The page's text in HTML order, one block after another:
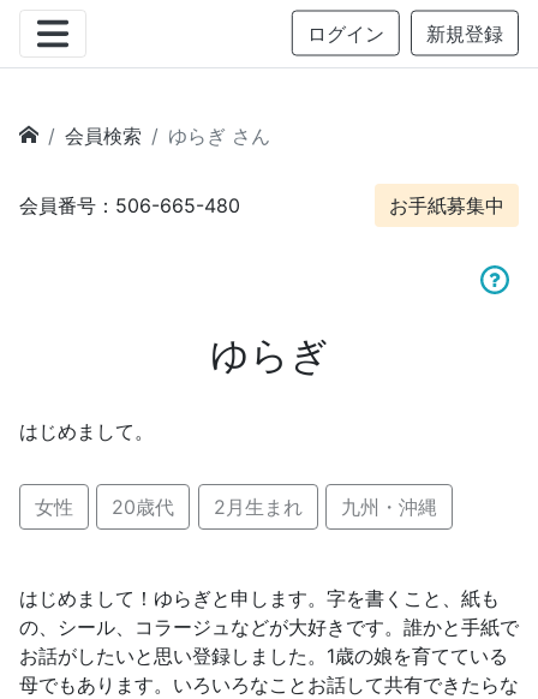
ログイン 新規登録
会員検索 ゆらぎ さん
会員番号：506-665-480 お手紙募集中
ゆらぎ
はじめまして。
女性 20歳代 2月生まれ 九州・沖縄
はじめまして！ゆらぎと申します。字を書くこと、紙も
の、シール、コラージュなどが大好きです。誰かと手紙で
お話がしたいと思い登録しました。1歳の娘を育てている
母でもあります。いろいろなことお話して共有できたらな